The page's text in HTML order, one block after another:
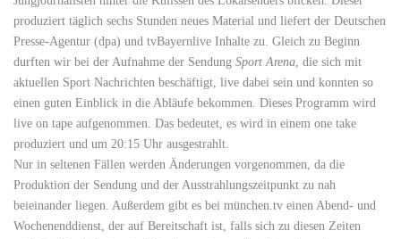
produziert täglich sechs Stunden neues Material und liefert der Deutschen
Presse-Agentur (dpa) und tvBayernlive Inhalte zu. Gleich zu Beginn
durften wir bei der Aufnahme der Sendung Sport Arena, die sich mit
aktuellen Sport Nachrichten beschäftigt, live dabei sein und konnten so
einen guten Einblick in die Abläufe bekommen. Dieses Programm wird
live on tape aufgenommen. Das bedeutet, es wird in einem one take
produziert und um 20:15 Uhr ausgestrahlt.
Nur in seltenen Fällen werden Änderungen vorgenommen, da die
Produktion der Sendung und der Ausstrahlungszeitpunkt zu nah
beieinander liegen. Außerdem gibt es bei münchen.tv einen Abend- und
Wochenenddienst, der auf Bereitschaft ist, falls sich zu diesen Zeiten